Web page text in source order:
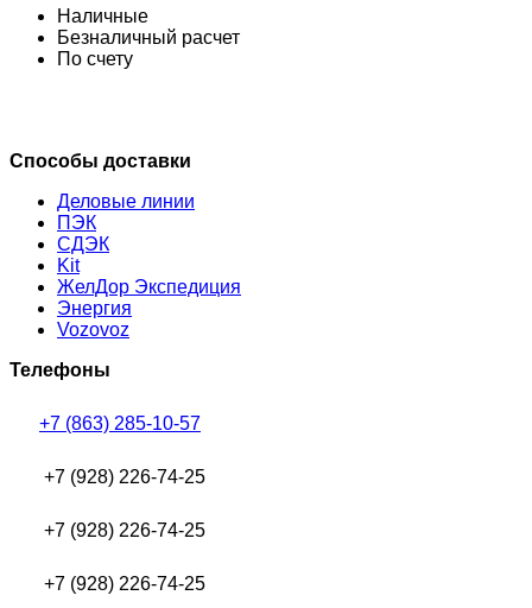
Наличные
Безналичный расчет
По счету
Способы доставки
Деловые линии
ПЭК
СДЭК
Kit
ЖелДор Экспедиция
Энергия
Vozovoz
Телефоны
+7 (863) 285-10-57
+7 (928) 226-74-25
+7 (928) 226-74-25
+7 (928) 226-74-25